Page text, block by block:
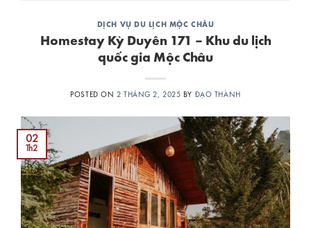
DỊCH VỤ DU LỊCH MỘC CHÂU
Homestay Kỳ Duyên 171 – Khu du lịch
quốc gia Mộc Châu
POSTED ON 2 THÁNG 2, 2025 BY ĐẠO THÀNH
02
Th2